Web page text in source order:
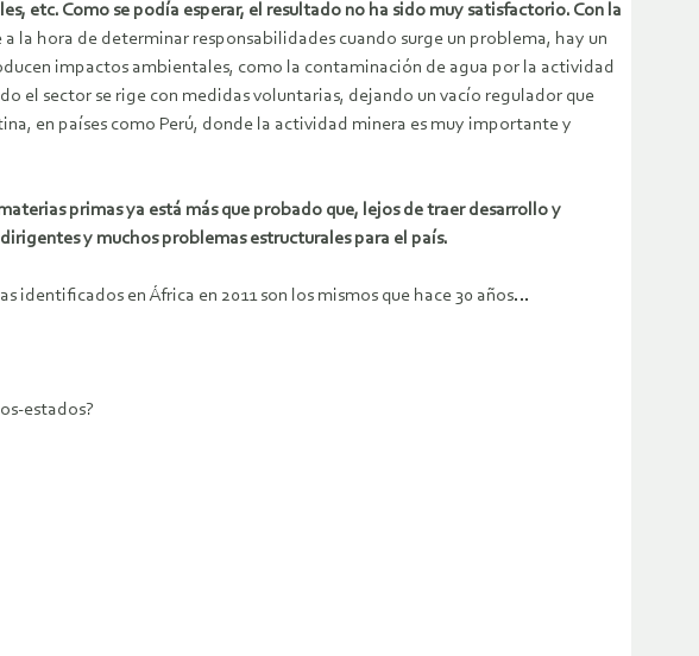
etc. Como se podía esperar, el resultado no ha sido muy satisfactorio. Con la
a la hora de determinar responsabilidades cuando surge un problema, hay un
impactos ambientales, como la contaminación de agua por la actividad
el sector se rige con medidas voluntarias, dejando un vacío regulador que
en países como Perú, donde la actividad minera es muy importante y
primas ya está más que probado que, lejos de traer desarrollo y
y muchos problemas estructurales para el país.
identificados en África en 2011 son los mismos que hace 30 años…
estados?